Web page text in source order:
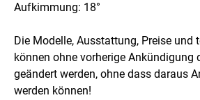
Aufkimmung: 18°
Die Modelle, Ausstattung, Preise und
können ohne vorherige Ankündigung
geändert werden, ohne dass daraus
werden können!